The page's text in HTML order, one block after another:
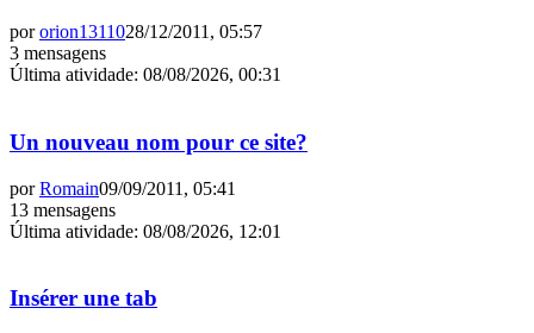
por orion1311028/12/2011, 05:57
3 mensagens
Última atividade: 08/08/2026, 00:31
Un nouveau nom pour ce site?
por Romain09/09/2011, 05:41
13 mensagens
Última atividade: 08/08/2026, 12:01
Insérer une tab